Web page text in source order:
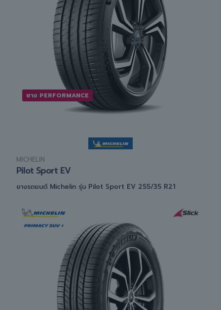
ยาง PERFORMANCE
MICHELIN
Pilot Sport EV
ยางรถยนต์ Michelin รุ่น Pilot Sport EV 255/35 R21